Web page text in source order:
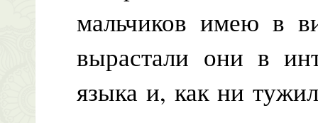
мальчиков имею в
вырастали они в
языка и, как ни